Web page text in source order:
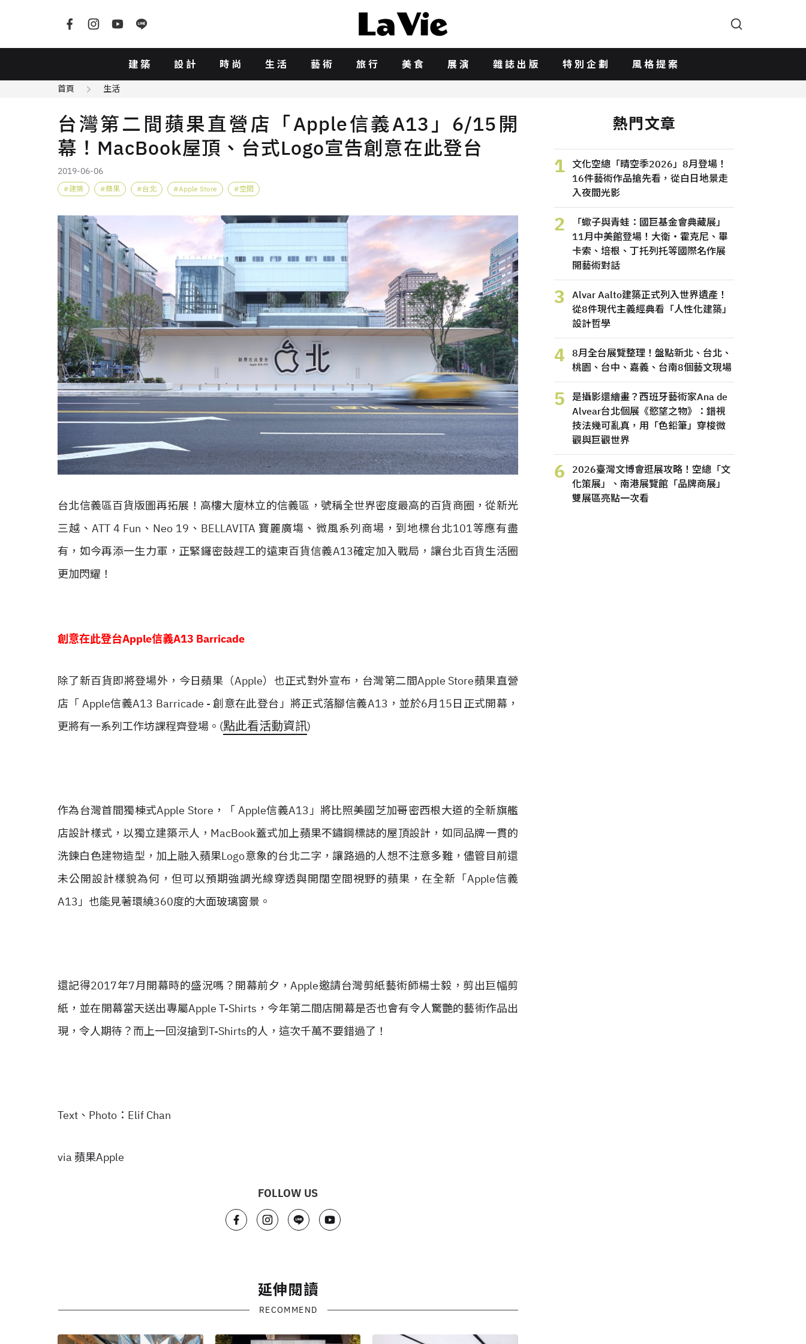
建築 設計 時尚 生活 藝術 旅行 美食 展演 雜誌出版 特別企劃 風格提案
首頁 生活
台灣第二間蘋果直營店「Apple信義A13」6/15開
幕！MacBook屋頂、台式Logo宣告創意在此登台
2019-06-06
建築 蘋果 台北 Apple Store 空間
台北信義區百貨版圖再拓展！高樓大廈林立的信義區，號稱全世界密度最高的百貨商圈，從新光
三越、ATT 4 Fun、Neo 19、BELLAVITA 寶麗廣塲、微風系列商場，到地標台北101等應有盡
有，如今再添一生力軍，正緊鑼密鼓趕工的遠東百貨信義A13確定加入戰局，讓台北百貨生活圈
更加閃耀！
創意在此登台Apple信義A13 Barricade
除了新百貨即將登場外，今日蘋果（Apple）也正式對外宣布，台灣第二間Apple Store蘋果直營
店「 Apple信義A13 Barricade - 創意在此登台」將正式落腳信義A13，並於6月15日正式開幕，
更將有一系列工作坊課程齊登場。(點此看活動資訊)
作為台灣首間獨棟式Apple Store，「 Apple信義A13」將比照美國芝加哥密西根大道的全新旗艦
店設計樣式，以獨立建築示人，MacBook蓋式加上蘋果不鏽鋼標誌的屋頂設計，如同品牌一貫的
洗鍊白色建物造型，加上融入蘋果Logo意象的台北二字，讓路過的人想不注意多難，儘管目前還
未公開設計樣貌為何，但可以預期強調光線穿透與開闊空間視野的蘋果，在全新「Apple信義
A13」也能見著環繞360度的大面玻璃窗景。
還記得2017年7月開幕時的盛況嗎？開幕前夕，Apple邀請台灣剪紙藝術師楊士毅，剪出巨幅剪
紙，並在開幕當天送出專屬Apple T-Shirts，今年第二間店開幕是否也會有令人驚艷的藝術作品出
現，令人期待？而上一回沒搶到T-Shirts的人，這次千萬不要錯過了！
Text、Photo：Elif Chan
via 蘋果Apple
FOLLOW US
延伸閱讀
RECOMMEND
熱門文章
1
文化空總「晴空季2026」8月登場！
16件藝術作品搶先看，從白日地景走
入夜間光影
2
「蠍子與青蛙：國巨基金會典藏展」
11月中美館登場！大衛・霍克尼、畢
卡索、培根、丁托列托等國際名作展
開藝術對話
3
Alvar Aalto建築正式列入世界遺產！
從8件現代主義經典看「人性化建築」
設計哲學
4
8月全台展覽整理！盤點新北、台北、
桃園、台中、嘉義、台南8個藝文現場
5
是攝影還繪畫？西班牙藝術家Ana de
Alvear台北個展《慾望之物》：錯視
技法幾可亂真，用「色鉛筆」穿梭微
觀與巨觀世界
6
2026臺灣文博會逛展攻略！空總「文
化策展」、南港展覽館「品牌商展」
雙展區亮點一次看